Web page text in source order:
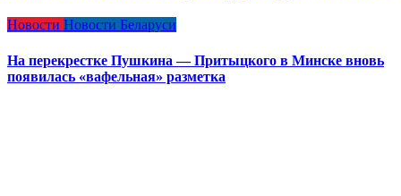
Новости Новости Беларуси
На перекрестке Пушкина — Притыцкого в Минске вновь
появилась «вафельная» разметка